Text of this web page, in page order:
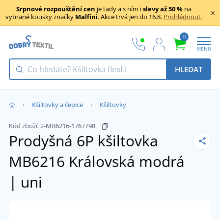
Srpnové rozpouštění cen je tady a s ním islevy až 50 % na
vybrané kousky značky Malfini. Akce trvá jen do 16.8. Prohlédnout.
0
MENU
HLEDAT
Kšiltovky a čepice Kšiltovky
Kód zboží:2-MB6216-1767798
Prodyšná 6P kšiltovka
MB6216 Královská modrá
| uni